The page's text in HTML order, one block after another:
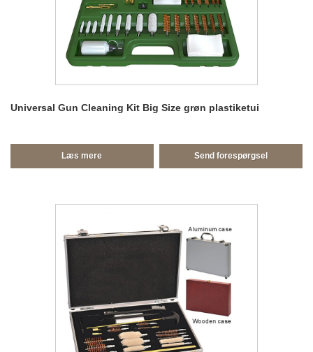
Universal Gun Cleaning Kit Big Size grøn plastiketui
Læs mere Send forespørgsel